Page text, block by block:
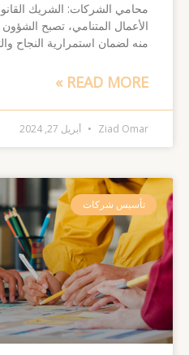
محامي الشركات: الشريك
الأعمال المتنامي، تصبح الشؤون
منه لضمان استمرارية النجاح
READ MORE »
Ziad Omar أبريل 27, 2024
تأسيس شركات